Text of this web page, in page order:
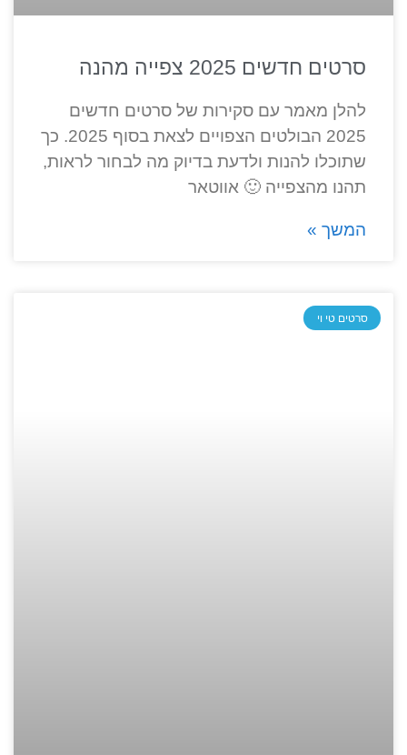
סרטים חדשים 2025 צפייה מהנה
להלן מאמר עם סקירות של סרטים חדשים
2025 הבולטים הצפויים לצאת בסוף 2025. כך
שתוכלו להנות ולדעת בדיוק מה לבחור לראות,
תהנו מהצפייה 🙂 אווטאר
המשך »
סרטים טי וי